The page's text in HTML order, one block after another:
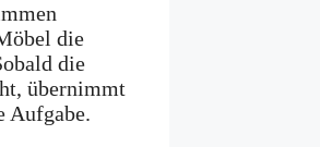
die
die
übernimmt
Aufgabe.